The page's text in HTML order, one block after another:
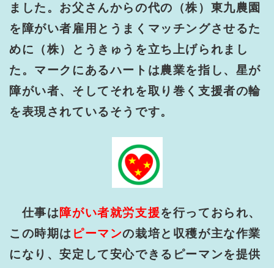
ました。お父さんからの代の（株）東九農園
を障がい者雇用とうまくマッチングさせるた
めに（株）とうきゅうを立ち上げられまし
た。マークにあるハートは農業を指し、星が
障がい者、そしてそれを取り巻く支援者の輪
を表現されているそうです。
仕事は障がい者就労支援を行っておられ、
この時期は ピーマンの栽培と収穫が主な作業
になり、安定して安心できるピーマンを提供